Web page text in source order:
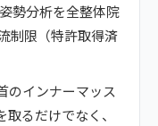
勢分析を全整体院
制限（特許取得済
のインナーマッス
るだけでなく、